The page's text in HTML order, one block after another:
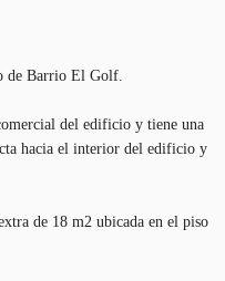
de Barrio El Golf.
del edificio y tiene una
hacia el interior del edificio y
de 18 m2 ubicada en el piso